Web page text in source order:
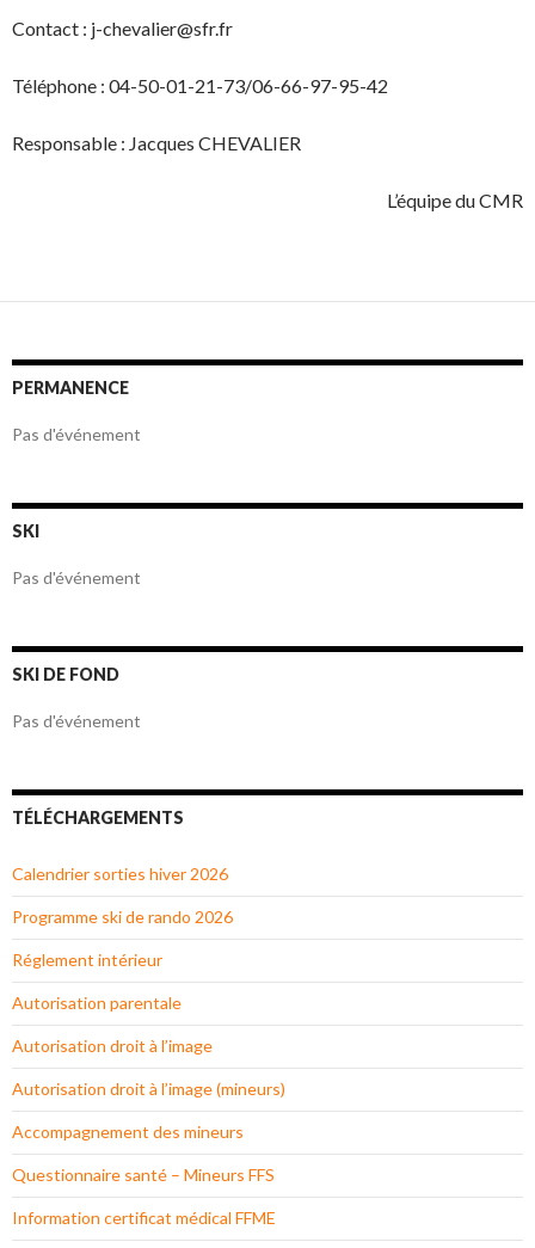
Contact : j-chevalier@sfr.fr
Téléphone : 04-50-01-21-73/06-66-97-95-42
Responsable : Jacques CHEVALIER
L’équipe du CMR
PERMANENCE
Pas d'événement
SKI
Pas d'événement
SKI DE FOND
Pas d'événement
TÉLÉCHARGEMENTS
Calendrier sorties hiver 2026
Programme ski de rando 2026
Réglement intérieur
Autorisation parentale
Autorisation droit à l’image
Autorisation droit à l’image (mineurs)
Accompagnement des mineurs
Questionnaire santé – Mineurs FFS
Information certificat médical FFME